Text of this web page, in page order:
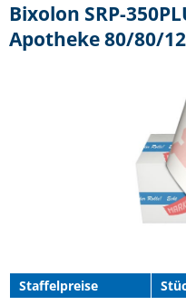
Bixolon SRP-
Apotheke 80/80/
Staffelpreise